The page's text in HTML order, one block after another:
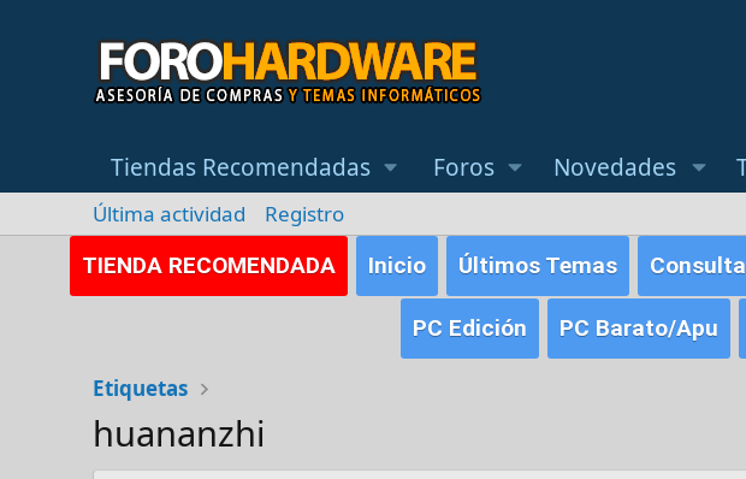
Tiendas Recomendadas Foros Novedades
Última actividad
Registro
TIENDA RECOMENDADA
Inicio Últimos Temas
PC Edición PC Barato/Apu
Etiquetas
huananzhi